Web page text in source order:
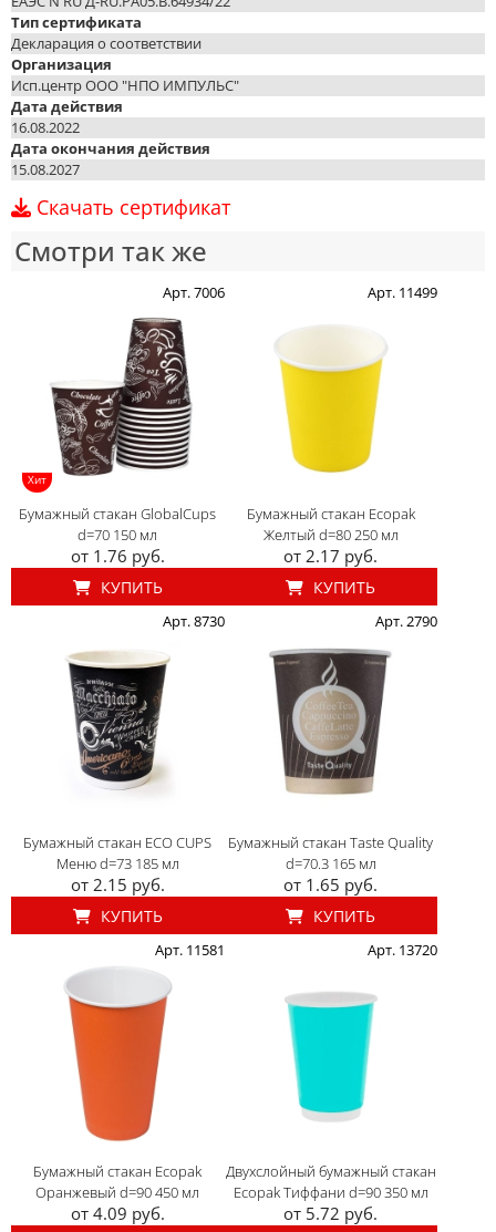
Тип сертификата
Декларация о соответствии
Организация
Исп.центр ООО "НПО ИМПУЛЬС"
Дата действия
16.08.2022
Дата окончания действия
15.08.2027
Скачать сертификат
Смотри так же
Хит
Арт. 7006
Бумажный стакан GlobalCups
d=70 150 мл
от 1.76 руб.
КУПИТЬ
Арт. 11499
Бумажный стакан Ecopak
Желтый d=80 250 мл
от 2.17 руб.
КУПИТЬ
Арт. 8730
Бумажный стакан ECO CUPS
Меню d=73 185 мл
от 2.15 руб.
КУПИТЬ
Арт. 2790
Бумажный стакан Taste Quality
d=70.3 165 мл
от 1.65 руб.
КУПИТЬ
Арт. 11581
Бумажный стакан Ecopak
Оранжевый d=90 450 мл
от 4.09 руб.
Арт. 13720
Двухслойный бумажный стакан
Ecopak Тиффани d=90 350 мл
от 5.72 руб.